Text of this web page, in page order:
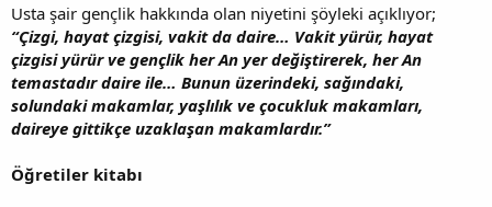
Usta şair gençlik hakkında olan niyetini şöyleki açıklıyor;
“Çizgi, hayat çizgisi, vakit da daire… Vakit yürür, hayat
çizgisi yürür ve gençlik her An yer değiştirerek, her An
temastadır daire ile… Bunun üzerindeki, sağındaki,
solundaki makamlar, yaşlılık ve çocukluk makamları,
daireye gittikçe uzaklaşan makamlardır.”
Öğretiler kitabı